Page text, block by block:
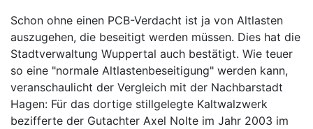
Schon ohne einen PCB-Verdacht ist ja von Altlasten
auszugehen, die beseitigt werden müssen. Dies hat die
Stadtverwaltung Wuppertal auch bestätigt. Wie teuer
so eine "normale Altlastenbeseitigung" werden kann,
veranschaulicht der Vergleich mit der Nachbarstadt
Hagen: Für das dortige stillgelegte Kaltwalzwerk
bezifferte der Gutachter Axel Nolte im Jahr 2003 im